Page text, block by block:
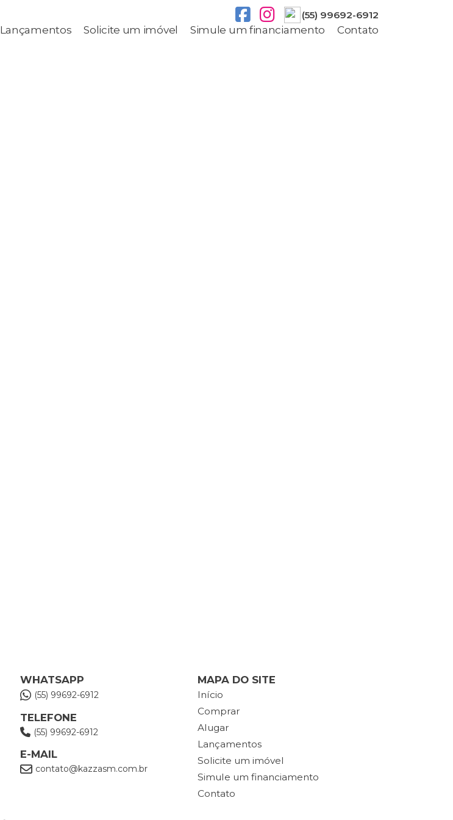
(55) 99692-6912
Lançamentos Solicite um imóvel Simule um financiamento Contato
WHATSAPP
(55) 99692-6912
TELEFONE
(55) 99692-6912
E-MAIL
contato@kazzasm.com.br
MAPA DO SITE
Início
Comprar
Alugar
Lançamentos
Solicite um imóvel
Simule um financiamento
Contato